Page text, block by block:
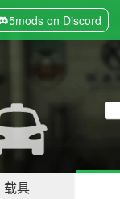
5mods on Discord
载具